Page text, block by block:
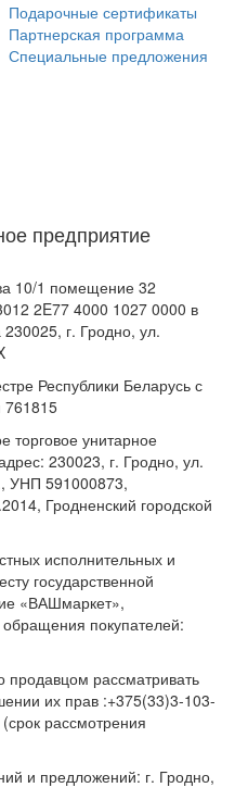
Подарочные сертификаты
Партнерская программа
Специальные предложения
предприятие
10/1 помещение 32
2E77 4000 1027 0000 в
г. Гродно, ул.
Республики Беларусь с
761815
торговое унитарное
230023, г. Гродно, ул.
УНП 591000873,
Гродненский городской
исполнительных и
государственной
«ВАШмаркет»,
покупателей:
продавцом рассматривать
их прав :+375(33)3-103-
рассмотрения
и предложений: г. Гродно,